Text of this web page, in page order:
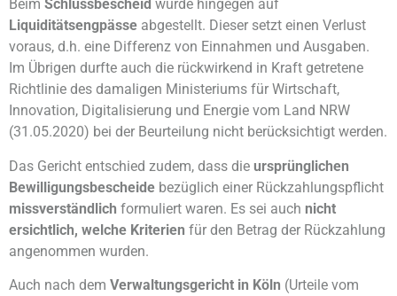
Beim Schlussbescheid wurde hingegen auf
Liquiditätsengpässe abgestellt. Dieser setzt einen Verlust
voraus, d.h. eine Differenz von Einnahmen und Ausgaben.
Im Übrigen durfte auch die rückwirkend in Kraft getretene
Richtlinie des damaligen Ministeriums für Wirtschaft,
Innovation, Digitalisierung und Energie vom Land NRW
(31.05.2020) bei der Beurteilung nicht berücksichtigt werden.
Das Gericht entschied zudem, dass die ursprünglichen
Bewilligungsbescheide bezüglich einer Rückzahlungspflicht
missverständlich formuliert waren. Es sei auch nicht
ersichtlich, welche Kriterien für den Betrag der Rückzahlung
angenommen wurden.
Auch nach dem Verwaltungsgericht in Köln (Urteile vom